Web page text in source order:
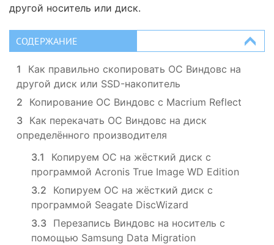
другой носитель или диск.
СОДЕРЖАНИЕ
1
Как правильно скопировать ОС Виндовс на
другой диск или SSD-накопитель
2
Копирование ОС Виндовс с Macrium Reflect
3 Как перекачать ОС Виндовс на диск
определённого производителя
3.1
Копируем ОС на жёсткий диск с
программой Acronis True Image WD Edition
3.2
Копируем ОС на жёсткий диск с
программой Seagate DiscWizard
3.3 Перезапись Виндовс на носитель с
помощью Samsung Data Migration